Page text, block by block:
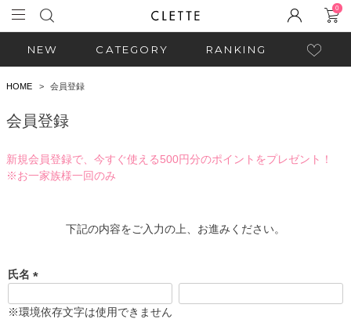
0
NEW CATEGORY RANKING
HOME 会員登録
会員登録
新規会員登録で、今すぐ使える500円分のポイントをプレゼント！
※お一家族様一回のみ
下記の内容をご入力の上、お進みください。
氏名
必
※環境依存文字は使用できません